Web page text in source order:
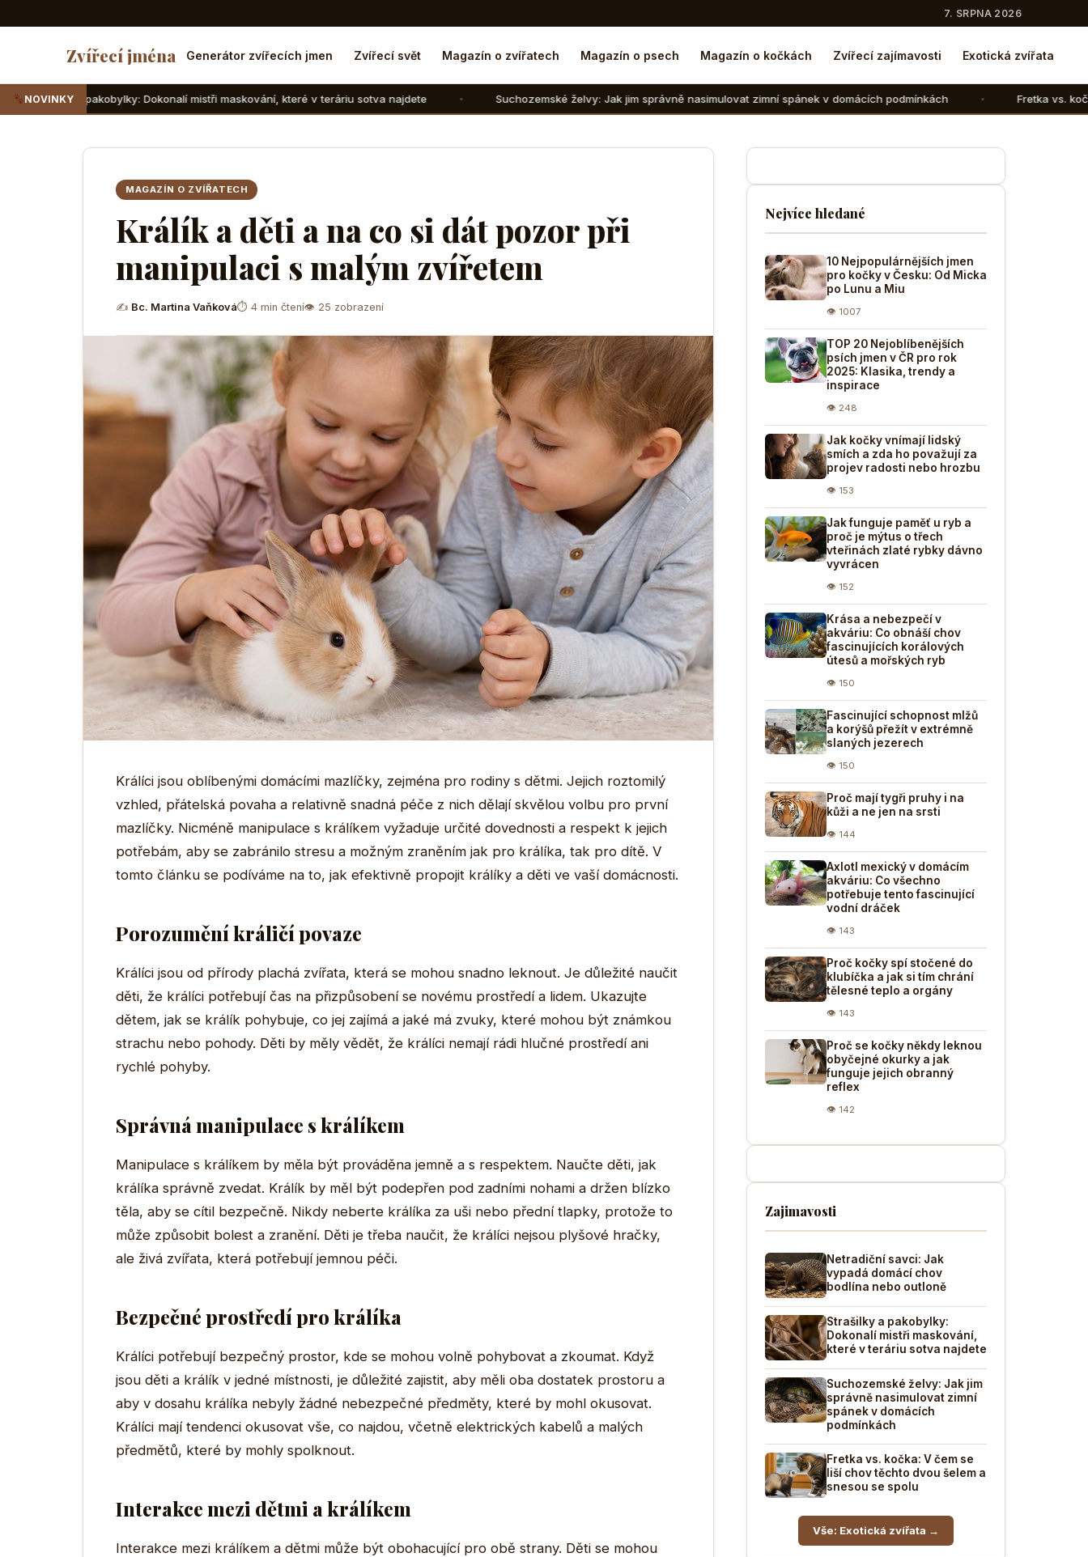
7. SRPNA 2026
Zvířecí jména Generátor zvířecích jmen Zvířecí svět Magazín o zvířatech Magazín o psech Magazín o kočkách Zvířecí zajímavosti Exotická zvířata
NOVINKY
Dokonalí mistři maskování, které v teráriu sotva najdete Suchozemské želvy: Jak jim správně nasimulovat zimní spánek v domácích podmínkách Fretka vs. kočka: V čem se liší
MAGAZÍN O ZVÍŘATECH
Králík a děti a na co si dát pozor při
manipulaci s malým zvířetem
✍ Bc. Martina Vaňková⏱ 4 min čtení👁 25 zobrazení
Králíci jsou oblíbenými domácími mazlíčky, zejména pro rodiny s dětmi. Jejich roztomilý
vzhled, přátelská povaha a relativně snadná péče z nich dělají skvělou volbu pro první
mazlíčky. Nicméně manipulace s králíkem vyžaduje určité dovednosti a respekt k jejich
potřebám, aby se zabránilo stresu a možným zraněním jak pro králíka, tak pro dítě. V
tomto článku se podíváme na to, jak efektivně propojit králíky a děti ve vaší domácnosti.
Porozumění králičí povaze
Králíci jsou od přírody plachá zvířata, která se mohou snadno leknout. Je důležité naučit
děti, že králíci potřebují čas na přizpůsobení se novému prostředí a lidem. Ukazujte
dětem, jak se králík pohybuje, co jej zajímá a jaké má zvuky, které mohou být známkou
strachu nebo pohody. Děti by měly vědět, že králíci nemají rádi hlučné prostředí ani
rychlé pohyby.
Správná manipulace s králíkem
Manipulace s králíkem by měla být prováděna jemně a s respektem. Naučte děti, jak
králíka správně zvedat. Králík by měl být podepřen pod zadními nohami a držen blízko
těla, aby se cítil bezpečně. Nikdy neberte králíka za uši nebo přední tlapky, protože to
může způsobit bolest a zranění. Děti je třeba naučit, že králíci nejsou plyšové hračky,
ale živá zvířata, která potřebují jemnou péči.
Bezpečné prostředí pro králíka
Králíci potřebují bezpečný prostor, kde se mohou volně pohybovat a zkoumat. Když
jsou děti a králík v jedné místnosti, je důležité zajistit, aby měli oba dostatek prostoru a
aby v dosahu králíka nebyly žádné nebezpečné předměty, které by mohl okusovat.
Králíci mají tendenci okusovat vše, co najdou, včetně elektrických kabelů a malých
předmětů, které by mohly spolknout.
Interakce mezi dětmi a králíkem
Interakce mezi králíkem a dětmi může být obohacující pro obě strany. Děti se mohou
Nejvíce hledané
10 Nejpopulárnějších jmen
pro kočky v Česku: Od Micka
po Lunu a Miu
👁 1007
TOP 20 Nejoblíbenějších
psích jmen v ČR pro rok
2025: Klasika, trendy a
inspirace
👁 248
Jak kočky vnímají lidský
smích a zda ho považují za
projev radosti nebo hrozbu
👁 153
Jak funguje paměť u ryb a
proč je mýtus o třech
vteřinách zlaté rybky dávno
vyvrácen
👁 152
Krása a nebezpečí v
akváriu: Co obnáší chov
fascinujících korálových
útesů a mořských ryb
👁 150
Fascinující schopnost mlžů
a korýšů přežít v extrémně
slaných jezerech
👁 150
Proč mají tygři pruhy i na
kůži a ne jen na srsti
👁 144
Axlotl mexický v domácím
akváriu: Co všechno
potřebuje tento fascinující
vodní dráček
👁 143
Proč kočky spí stočené do
klubíčka a jak si tím chrání
tělesné teplo a orgány
👁 143
Proč se kočky někdy leknou
obyčejné okurky a jak
funguje jejich obranný
reflex
👁 142
Zajimavosti
Netradiční savci: Jak
vypadá domácí chov
bodlína nebo outloně
Strašilky a pakobylky:
Dokonalí mistři maskování,
které v teráriu sotva najdete
Suchozemské želvy: Jak jim
správně nasimulovat zimní
spánek v domácích
podmínkách
Fretka vs. kočka: V čem se
liší chov těchto dvou šelem a
snesou se spolu
Vše: Exotická zvířata →